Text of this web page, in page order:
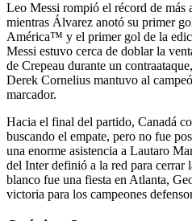
Leo Messi rompió el récord de más
mientras Álvarez anotó su primer
América™ y el primer gol de la
Messi estuvo cerca de doblar la
de Crepeau durante un
Derek Cornelius mantuvo al
marcador.
Hacia el final del partido, Canadá
buscando el empate, pero no fue
una enorme asistencia a Lautaro
del Inter definió a la red para cerrar
blanco fue una fiesta en Atlanta,
victoria para los campeones